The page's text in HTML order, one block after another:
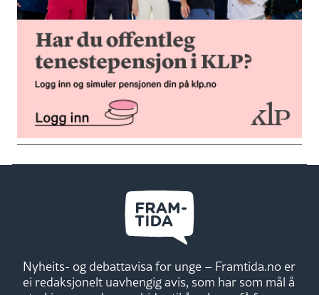
Nyheits- og debattavisa for unge – Framtida.no er
ei redaksjonelt uavhengig avis, som har som mål å